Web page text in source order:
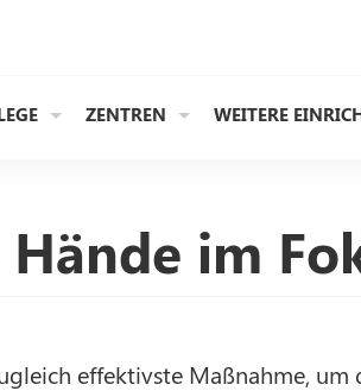
ZENTREN WEITERE
im
effektivste Maßnahme, um